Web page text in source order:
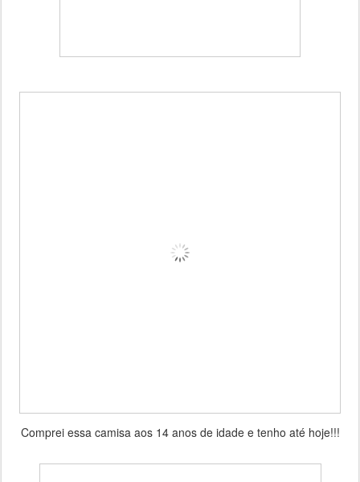
Comprei essa camisa aos 14 anos de idade e tenho até hoje!!!